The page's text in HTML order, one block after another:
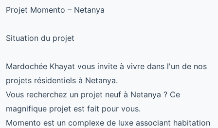
Projet Momento – Netanya
Situation du projet
Mardochée Khayat vous invite à vivre dans l'un de nos
projets résidentiels à Netanya.
Vous recherchez un projet neuf à Netanya ? Ce
magnifique projet est fait pour vous.
Momento est un complexe de luxe associant habitation